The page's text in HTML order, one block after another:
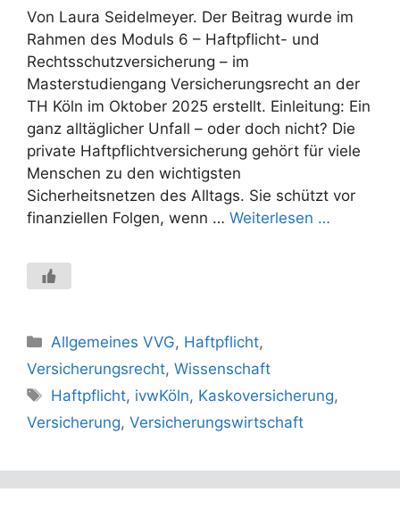
Von Laura Seidelmeyer. Der Beitrag wurde im
Rahmen des Moduls 6 – Haftpflicht- und
Rechtsschutzversicherung – im
Masterstudiengang Versicherungsrecht an der
TH Köln im Oktober 2025 erstellt. Einleitung: Ein
ganz alltäglicher Unfall – oder doch nicht? Die
private Haftpflichtversicherung gehört für viele
Menschen zu den wichtigsten
Sicherheitsnetzen des Alltags. Sie schützt vor
finanziellen Folgen, wenn … Weiterlesen …
Kategorien
Allgemeines VVG, Haftpflicht,
Versicherungsrecht, Wissenschaft
Schlagwörter
Haftpflicht, ivwKöln, Kaskoversicherung,
Versicherung, Versicherungswirtschaft